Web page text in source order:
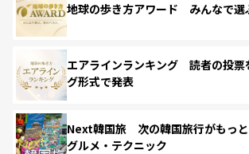
地球の歩き方アワード みんなで選
エアラインランキング 読者の投票
グ形式で発表
Next韓国旅 次の韓国旅行がもっと
グルメ・テクニック